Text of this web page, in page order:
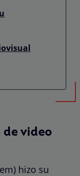
video
hizo su